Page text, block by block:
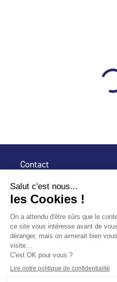
Contact
32 rue de Mogador
75 009 Paris
Nous suivre